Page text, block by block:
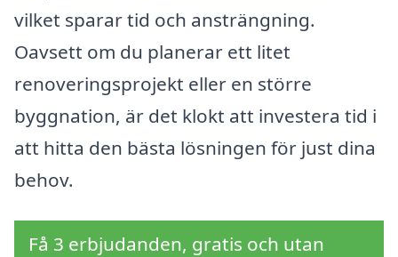
vilket sparar tid och ansträngning.
Oavsett om du planerar ett litet
renoveringsprojekt eller en större
byggnation, är det klokt att investera tid i
att hitta den bästa lösningen för just dina
behov.
Få 3 erbjudanden, gratis och utan